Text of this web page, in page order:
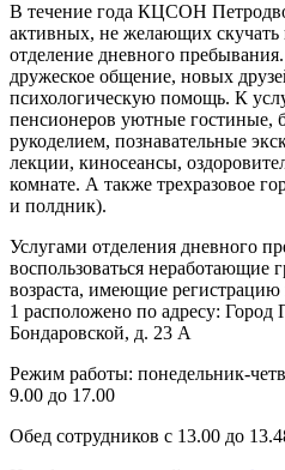
В течение года КЦСОН
активных, не желающих скучать
отделение дневного
дружеское общение, новых
психологическую помощь. К
пенсионеров уютные гостиные,
рукоделием, познавательные
лекции, киносеансы,
комнате. А также трехразовое
и полдник).
Услугами отделения дневного
воспользоваться неработающие
возраста, имеющие
1 расположено по адресу:
Бондаровской, д. 23 А
Режим работы: понедельник-
9.00 до 17.00
Обед сотрудников с 13.00 до